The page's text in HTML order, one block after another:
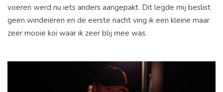
voeren werd nu iets anders aangepakt. Dit legde mij beslist
geen windeieren en de eerste nacht ving ik een kleine maar
zeer mooie koi waar ik zeer blij mee was.